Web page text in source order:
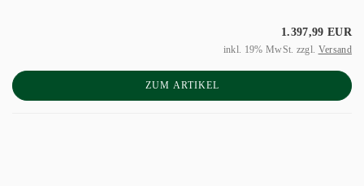
1.397,99 EUR
inkl. 19% MwSt. zzgl. Versand
ZUM ARTIKEL